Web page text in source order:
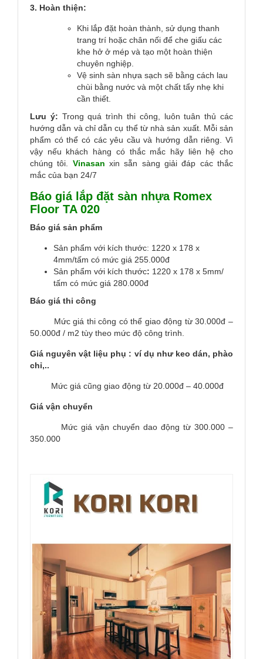
3. Hoàn thiện:
Khi lắp đặt hoàn thành, sử dụng thanh
trang trí hoặc chân nối để che giấu các
khe hở ở mép và tạo một hoàn thiện
chuyên nghiệp.
Vệ sinh sàn nhựa sạch sẽ bằng cách lau
chùi bằng nước và một chất tẩy nhẹ khi
cần thiết.
Lưu ý: Trong quá trình thi công, luôn tuân thủ các
hướng dẫn và chỉ dẫn cụ thể từ nhà sản xuất. Mỗi sản
phẩm có thể có các yêu cầu và hướng dẫn riêng. Vì
vậy nếu khách hàng có thắc mắc hãy liên hệ cho
chúng tôi. Vinasan xin sẵn sàng giải đáp các thắc
mắc của bạn 24/7
Báo giá lắp đặt sàn nhựa Romex
Floor TA 020
Báo giá sản phẩm
Sản phẩm với kích thước: 1220 x 178 x
4mm/tấm có mức giá 255.000đ
Sản phẩm với kích thước: 1220 x 178 x 5mm/
tấm có mức giá 280.000đ
Báo giá thi công
Mức giá thi công có thể giao động từ 30.000đ –
50.000đ / m2 tùy theo mức độ công trình.
Giá nguyên vật liệu phụ : ví dụ như keo dán, phào
chỉ,..
Mức giá cũng giao động từ 20.000đ – 40.000đ
Giá vận chuyển
Mức giá vận chuyển dao động từ 300.000 –
350.000